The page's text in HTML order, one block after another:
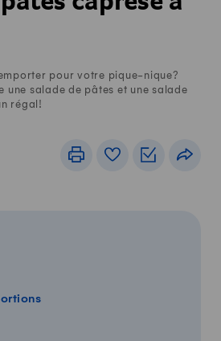
pour votre pique-nique?
une salade de pâtes et une salade
régal!
ImprimerLivre de recettes
Listes de
de 3 portions
recette de 5 portions